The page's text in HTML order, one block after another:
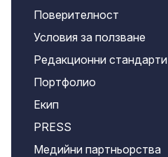
Поверителност
Условия за ползване
Редакционни стандарти
Портфолио
Екип
PRESS
Медийни партньорства